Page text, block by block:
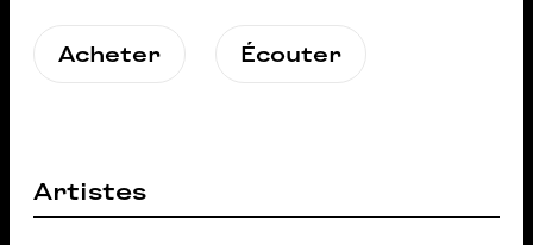
Acheter Écouter
Artistes